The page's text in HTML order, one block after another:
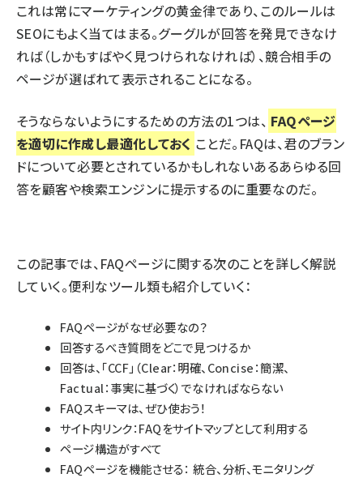
これは常にマーケティングの黄金律であり、このルールは
SEOにもよく当てはまる。グーグルが回答を発見できなけ
れば（しかもすばやく見つけられなければ）、競合相手の
ページが選ばれて表示されることになる。
そうならないようにするための方法の1つは、 FAQページ
を適切に作成し最適化しておく ことだ。FAQは、君のブラン
ドについて必要とされているかもしれないあるあらゆる回
答を顧客や検索エンジンに提示するのに重要なのだ。
この記事では、FAQページに関する次のことを詳しく解説
していく。便利なツール類も紹介していく：
FAQページがなぜ必要なの？
回答するべき質問をどこで見つけるか
回答は、「CCF」（Clear：明確、Concise：簡潔、
Factual：事実に基づく）でなければならない
FAQスキーマは、ぜひ使おう！
サイト内リンク：FAQをサイトマップとして利用する
ページ構造がすべて
FAQページを機能させる： 統合、分析、モニタリング